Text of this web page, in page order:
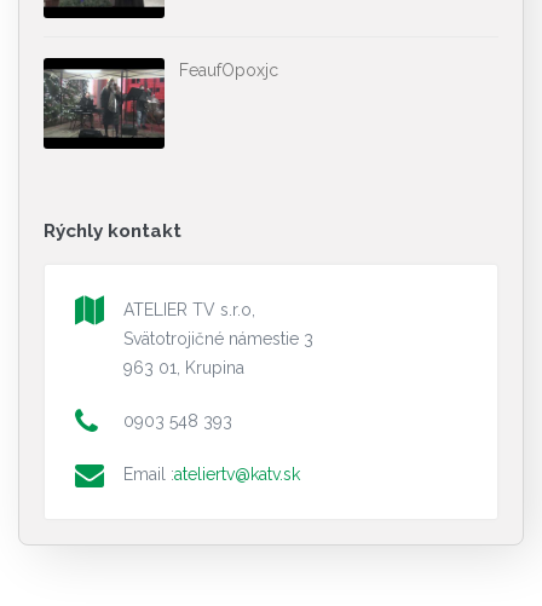
FeaufOpoxjc
Rýchly kontakt
ATELIER TV s.r.o,
Svätotrojičné námestie 3
963 01, Krupina
0903 548 393
Email :ateliertv@katv.sk